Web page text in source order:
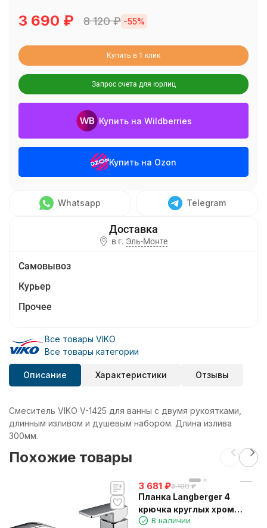
3 690 ₽ 8 120₽ -55%
Купить в 1 клик
Запрос счета для юрлиц
Купить на Wildberries
Купить на Ozon
Whatsapp Telegram
в г. Эль-Монте
Самовывоз
Курьер
Прочее
Все товары VIKO
Все товары категории
Описание Характеристики Отзывы
Смеситель VIKO V-1425 для ванны с двумя рукоятками,
длинным изливом и душевым набором. Длина излива
300мм.
Похожие товары
3 681 ₽8 100 ₽
Планка Langberger 4
крючка круглых хром
28034A
В наличии